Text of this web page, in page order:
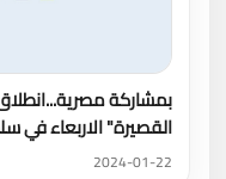
بمشاركة
القصيرة" الاربعاء في
2024-01-22